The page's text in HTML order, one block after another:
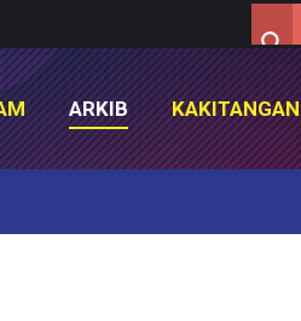
ARKIB KAKITANGAN
ARKIB KAKITANGAN